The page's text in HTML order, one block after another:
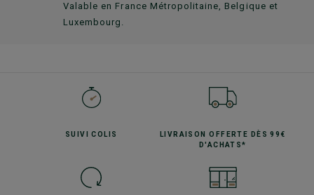
Valable en France Métropolitaine, Belgique et
Luxembourg.
SUIVICOLIS LIVRAISON OFFERTE
DÈS 99€
D'ACHATS*